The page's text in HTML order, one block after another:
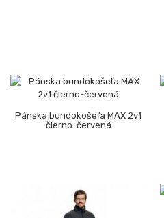
Pánska bundokošeľa MAX 2v1
čierno-červená